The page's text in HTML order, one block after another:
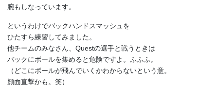
腕もしなっています。
というわけでバックハンドスマッシュを
ひたすら練習してみました。
他チームのみなさん、Questの選手と戦うときは
バックにボールを集めると危険ですよ。ふふふ。
（どこにボールが飛んでいくかわからないという意。
顔面直撃かも。笑）